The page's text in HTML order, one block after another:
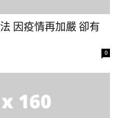
因疫情再加嚴 卻有
0